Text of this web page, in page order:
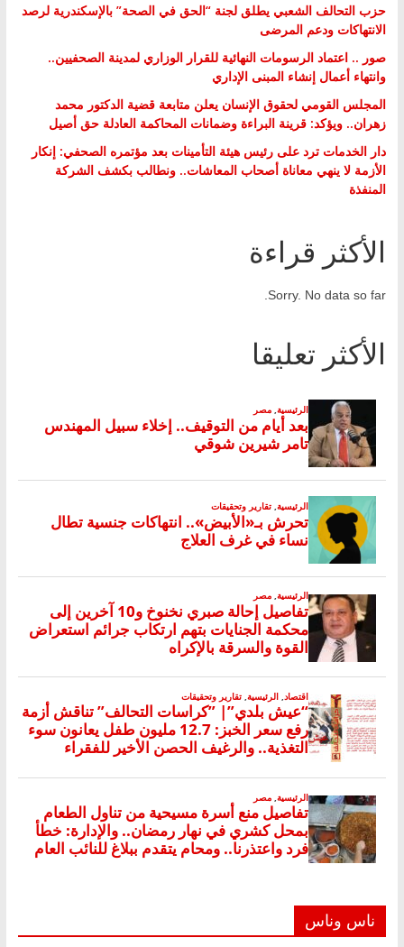
حزب التحالف الشعبي يطلق لجنة “الحق في الصحة” بالإسكندرية لرصد
الانتهاكات ودعم المرضى
صور .. اعتماد الرسومات النهائية للقرار الوزاري لمدينة الصحفيين..
وانتهاء أعمال إنشاء المبنى الإداري
المجلس القومي لحقوق الإنسان يعلن متابعة قضية الدكتور محمد
زهران.. ويؤكد: قرينة البراءة وضمانات المحاكمة العادلة حق أصيل
دار الخدمات ترد على رئيس هيئة التأمينات بعد مؤتمره الصحفي: إنكار
الأزمة لا ينهي معاناة أصحاب المعاشات.. ونطالب بكشف الشركة
المنفذة
الأكثر قراءة
Sorry. No data so far.
الأكثر تعليقا
ناس وناس